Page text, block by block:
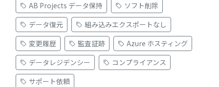
AB Projects データ保持
ソフト削除
データ復元
組み込みエクスポートなし
変更履歴
監査証跡
Azure ホスティング
データレジデンシー
コンプライアンス
サポート依頼